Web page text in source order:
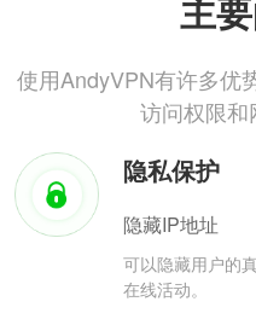
主
使用AndyVPN有许多优
访问权限
隐私保护
隐藏IP地址
可以隐藏用户的
在线活动。